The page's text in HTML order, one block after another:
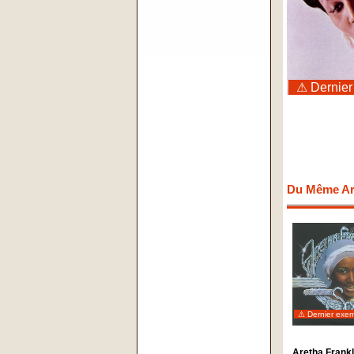
⚠ Dernier
Du Même
⚠ Dernier